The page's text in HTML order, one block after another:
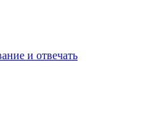
и отвечать